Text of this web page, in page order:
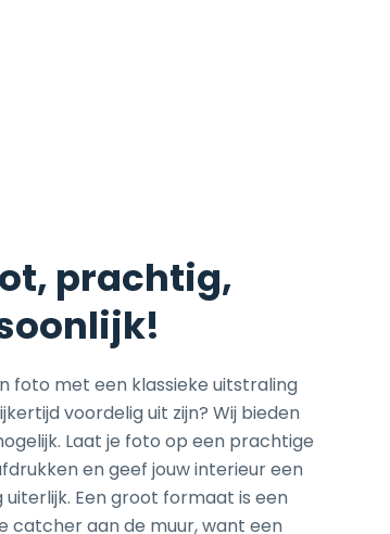
prachtig,
foto met een klassieke uitstraling
voordelig uit zijn? Wij bieden
Laat je foto op een prachtige
en geef jouw interieur een
Een groot formaat is een
catcher aan de muur, want een